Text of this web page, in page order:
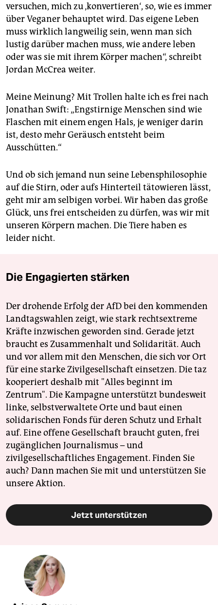
versuchen, mich zu ‚konvertieren‘, so, wie es immer
über Veganer behauptet wird. Das eigene Leben
muss wirklich langweilig sein, wenn man sich
lustig darüber machen muss, wie andere leben
oder was sie mit ihrem Körper machen“, schreibt
Jordan McCrea weiter.
Meine Meinung? Mit Trollen halte ich es frei nach
Jonathan Swift: „Engstirnige Menschen sind wie
Flaschen mit einem engen Hals, je weniger darin
ist, desto mehr Geräusch entsteht beim
Ausschütten.“
Und ob sich jemand nun seine Lebensphilosophie
auf die Stirn, oder aufs Hinterteil tätowieren lässt,
geht mir am selbigen vorbei. Wir haben das große
Glück, uns frei entscheiden zu dürfen, was wir mit
unseren Körpern machen. Die Tiere haben es
leider nicht.
Die Engagierten stärken
Der drohende Erfolg der AfD bei den kommenden
Landtagswahlen zeigt, wie stark rechtsextreme
Kräfte inzwischen geworden sind. Gerade jetzt
braucht es Zusammenhalt und Solidarität. Auch
und vor allem mit den Menschen, die sich vor Ort
für eine starke Zivilgesellschaft einsetzen. Die taz
kooperiert deshalb mit "Alles beginnt im
Zentrum". Die Kampagne unterstützt bundesweit
linke, selbstverwaltete Orte und baut einen
solidarischen Fonds für deren Schutz und Erhalt
auf. Eine offene Gesellschaft braucht guten, frei
zugänglichen Journalismus – und
zivilgesellschaftliches Engagement. Finden Sie
auch? Dann machen Sie mit und unterstützen Sie
unsere Aktion.
Jetzt unterstützen